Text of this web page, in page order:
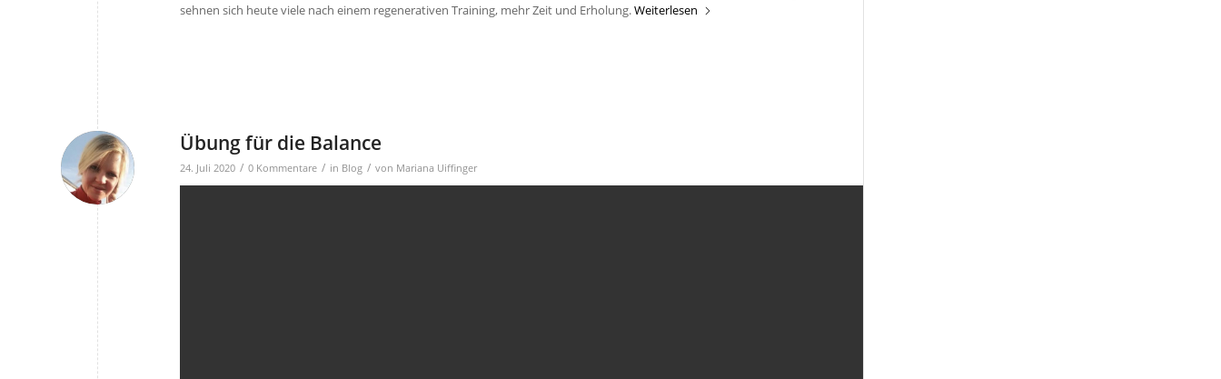
sehnen sich heute viele nach einem regenerativen Training, mehr Zeit und Erholung.Weiterlesen
Übung für die Balance
24. Juli 2020 / 0 Kommentare / in Blog / von Mariana Uiffinger